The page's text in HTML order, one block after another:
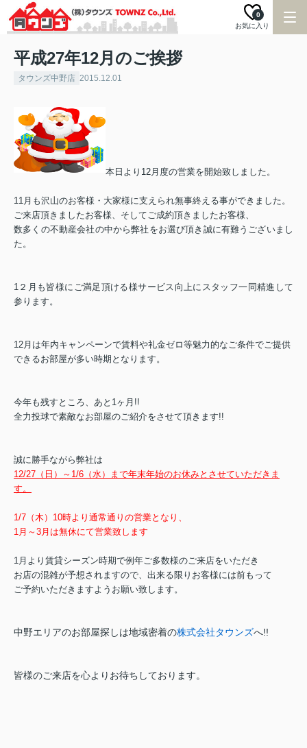
お気に入り
0
平成27年12月のご挨拶
タウンズ中野店 2015.12.01
本日より12月度の営業を開始致しました。
11月も沢山のお客様・大家様に支えられ無事終える事ができました。
ご来店頂きましたお客様、そしてご成約頂きましたお客様、
数多くの不動産会社の中から弊社をお選び頂き誠に有難うございまし
た。
1２月も皆様にご満足頂ける様サービス向上にスタッフ一同精進して
参ります。
12月は年内キャンペーンで賃料や礼金ゼロ等魅力的なご条件でご提供
できるお部屋が多い時期となります。
今年も残すところ、あと1ヶ月!!
全力投球で素敵なお部屋のご紹介をさせて頂きます!!
誠に勝手ながら弊社は
12/27（日）～1/6（水）まで年末年始のお休みとさせていただきま
す。
1/7（木）10時より通常通りの営業となり、
1月～3月は無休にて営業致します
1月より賃貸シーズン時期で例年ご多数様のご来店をいただき
お店の混雑が予想されますので、出来る限りお客様には前もって
ご予約いただきますようお願い致します。
中野エリアのお部屋探しは地域密着の株式会社タウンズへ!!
皆様のご来店を心よりお待ちしております。